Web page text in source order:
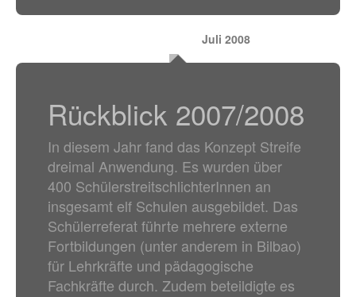
Juli 2008
Rückblick 2007/2008
In diesem Jahr fand das Konzept Streife
dreimal Anwendung. Es wurden über
400 SchülerstreitschlichterInnen an
insgesamt elf Schulen ausgebildet. Das
Schülerreferat führte mehrere externe
Fortbildungen (unter anderem in Bilbao)
für Lehrkräfte und pädagogische
Fachkräfte durch. Zudem beteildigte es